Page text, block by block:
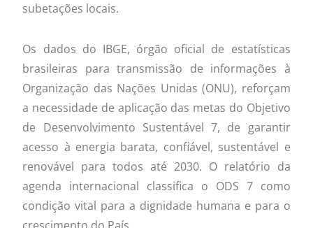
subetações locais.
Os dados do IBGE, órgão oficial de estatísticas
brasileiras para transmissão de informações à
Organização das Nações Unidas (ONU), reforçam
a necessidade de aplicação das metas do Objetivo
de Desenvolvimento Sustentável 7, de garantir
acesso à energia barata, confiável, sustentável e
renovável para todos até 2030. O relatório da
agenda internacional classifica o ODS 7 como
condição vital para a dignidade humana e para o